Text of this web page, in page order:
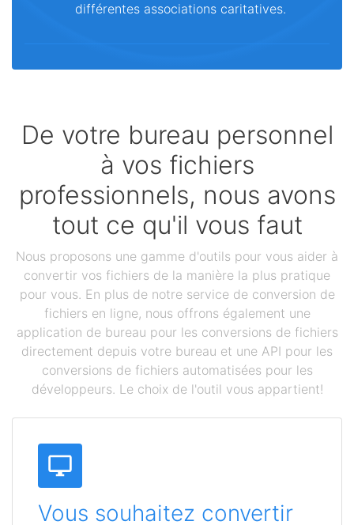
différentes associations caritatives.
De votre bureau personnel
à vos fichiers
professionnels, nous avons
tout ce qu'il vous faut
Nous proposons une gamme d'outils pour vous aider à
convertir vos fichiers de la manière la plus pratique
pour vous. En plus de notre service de conversion de
fichiers en ligne, nous offrons également une
application de bureau pour les conversions de fichiers
directement depuis votre bureau et une API pour les
conversions de fichiers automatisées pour les
développeurs. Le choix de l'outil vous appartient!
Vous souhaitez convertir